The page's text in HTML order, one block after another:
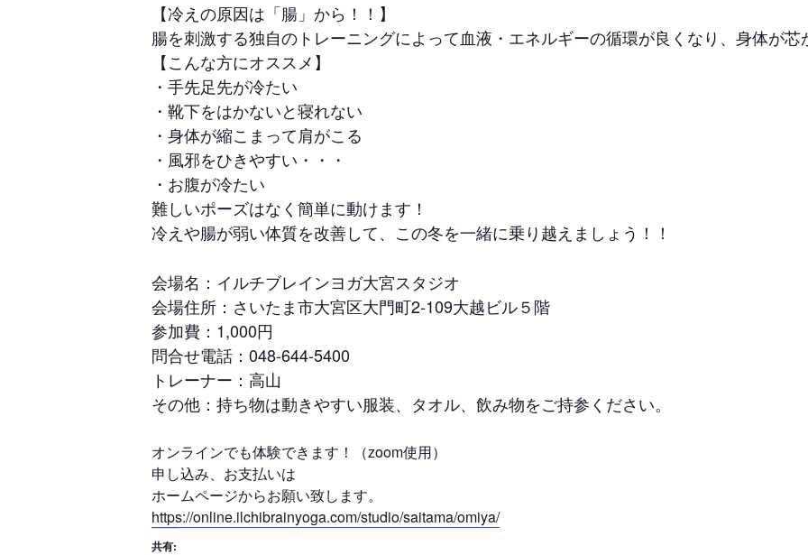
【冷えの原因は「腸」から！！】
腸を刺激する独自のトレーニングによって血液・エネルギーの循環が良くなり、身体が芯
【こんな方にオススメ】
・手先足先が冷たい
・靴下をはかないと寝れない
・身体が縮こまって肩がこる
・風邪をひきやすい・・・
・お腹が冷たい
難しいポーズはなく簡単に動けます！
冷えや腸が弱い体質を改善して、この冬を一緒に乗り越えましょう！！
会場名：イルチブレインヨガ大宮スタジオ
会場住所：さいたま市大宮区大門町2-109大越ビル５階
参加費：1,000円
問合せ電話：048-644-5400
トレーナー：高山
その他：持ち物は動きやすい服装、タオル、飲み物をご持参ください。
オンラインでも体験できます！（zoom使用）
申し込み、お支払いは
ホームページからお願い致します。
https://online.ilchibrainyoga.com/studio/saitama/omiya/
共有: